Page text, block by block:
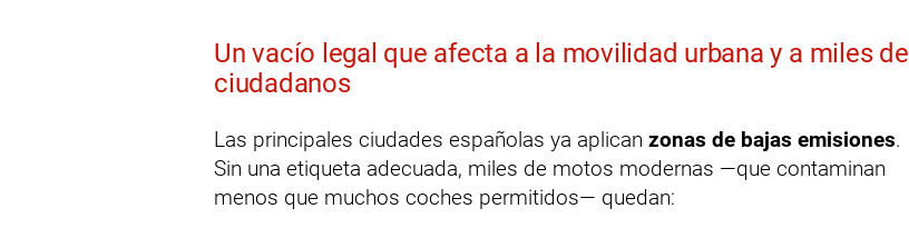
Un vacío legal que afecta a la movilidad urbana y a miles de
ciudadanos
Las principales ciudades españolas ya aplican zonas de bajas emisiones.
Sin una etiqueta adecuada, miles de motos modernas —que contaminan
menos que muchos coches permitidos— quedan: